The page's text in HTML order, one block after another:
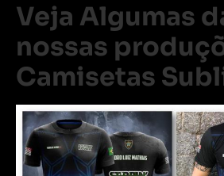
Veja Algumas
nossas
Camisetas